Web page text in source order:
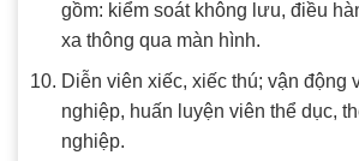
gồm: kiểm soát không lưu, điều
xa thông qua màn hình.
Diễn viên xiếc, xiếc thú; vận động
nghiệp, huấn luyện viên thể dục,
nghiệp.